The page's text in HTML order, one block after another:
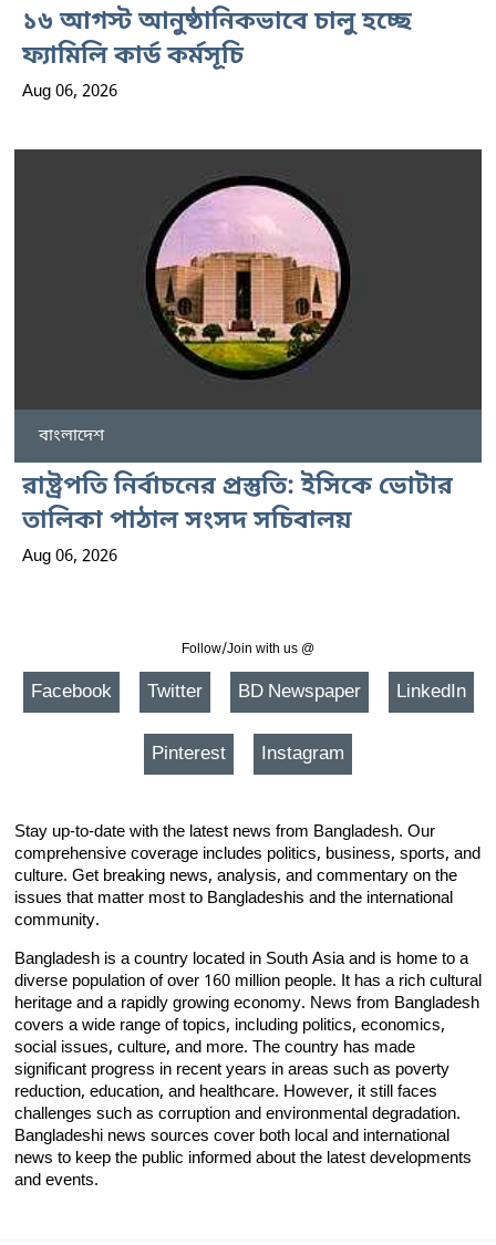
১৬ আগস্ট আনুষ্ঠানিকভাবে চালু হচ্ছে
ফ্যামিলি কার্ড কর্মসূচি
Aug 06, 2026
বাংলাদেশ
রাষ্ট্রপতি নির্বাচনের প্রস্তুতি: ইসিকে ভোটার
তালিকা পাঠাল সংসদ সচিবালয়
Aug 06, 2026
Follow/Join with us @
Facebook Twitter BD Newspaper LinkedIn
Pinterest Instagram
Stay up-to-date with the latest news from Bangladesh. Our
comprehensive coverage includes politics, business, sports, and
culture. Get breaking news, analysis, and commentary on the
issues that matter most to Bangladeshis and the international
community.
Bangladesh is a country located in South Asia and is home to a
diverse population of over 160 million people. It has a rich cultural
heritage and a rapidly growing economy. News from Bangladesh
covers a wide range of topics, including politics, economics,
social issues, culture, and more. The country has made
significant progress in recent years in areas such as poverty
reduction, education, and healthcare. However, it still faces
challenges such as corruption and environmental degradation.
Bangladeshi news sources cover both local and international
news to keep the public informed about the latest developments
and events.